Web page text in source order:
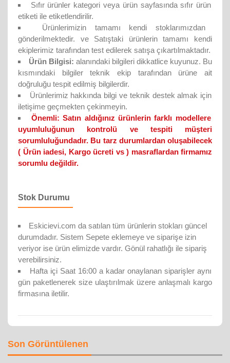
Sıfır ürünler kategori veya ürün sayfasında sıfır ürün
etiketi ile etiketlendirilir.
Ürünlerimizin tamamı kendi stoklarımızdan
gönderilmektedir. ve Satıştaki ürünlerin tamamı kendi
ekiplerimiz tarafından test edilerek satışa çıkartılmaktadır.
Ürün Bilgisi: alanındaki bilgileri dikkatlice kuyunuz. Bu
kısmındaki bilgiler teknik ekip tarafından ürüne ait
doğruluğu tespit edilmiş bilgilerdir.
Ürünlerimiz hakkında bilgi ve teknik destek almak için
iletişime geçmekten çekinmeyin.
Önemli: Satın aldığınız ürünlerin farklı modellere
uyumluluğunun kontrolü ve tespiti müşteri
sorumluluğundadır. Bu tarz durumlardan oluşabilecek
( Ürün iadesi, Kargo ücreti vs ) masraflardan firmamız
sorumlu değildir.
Stok Durumu
Eskicievi.com da satılan tüm ürünlerin stokları güncel
durumdadır. Sistem Sepete eklemeye ve siparişe izin
veriyor ise ürün elimizde vardır. Gönül rahatlığı ile sipariş
verebilirsiniz.
Hafta içi Saat 16:00 a kadar onaylanan siparişler aynı
gün paketlenerek size ulaştırılmak üzere anlaşmalı kargo
firmasına iletilir.
Son Görüntülenen